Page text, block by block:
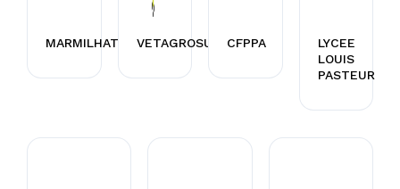
MARMILHAT VETAGROSUP CFPPA
LYCEE
LOUIS
PASTEUR